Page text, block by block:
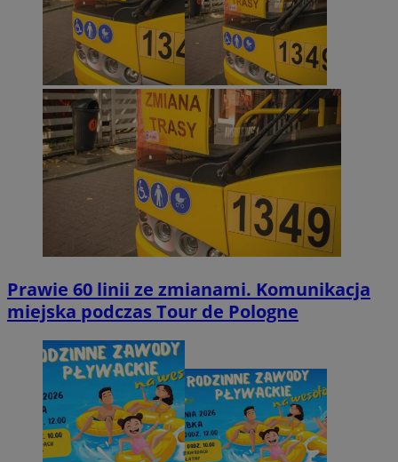
Prawie 60 linii ze zmianami. Komunikacja
miejska podczas Tour de Pologne